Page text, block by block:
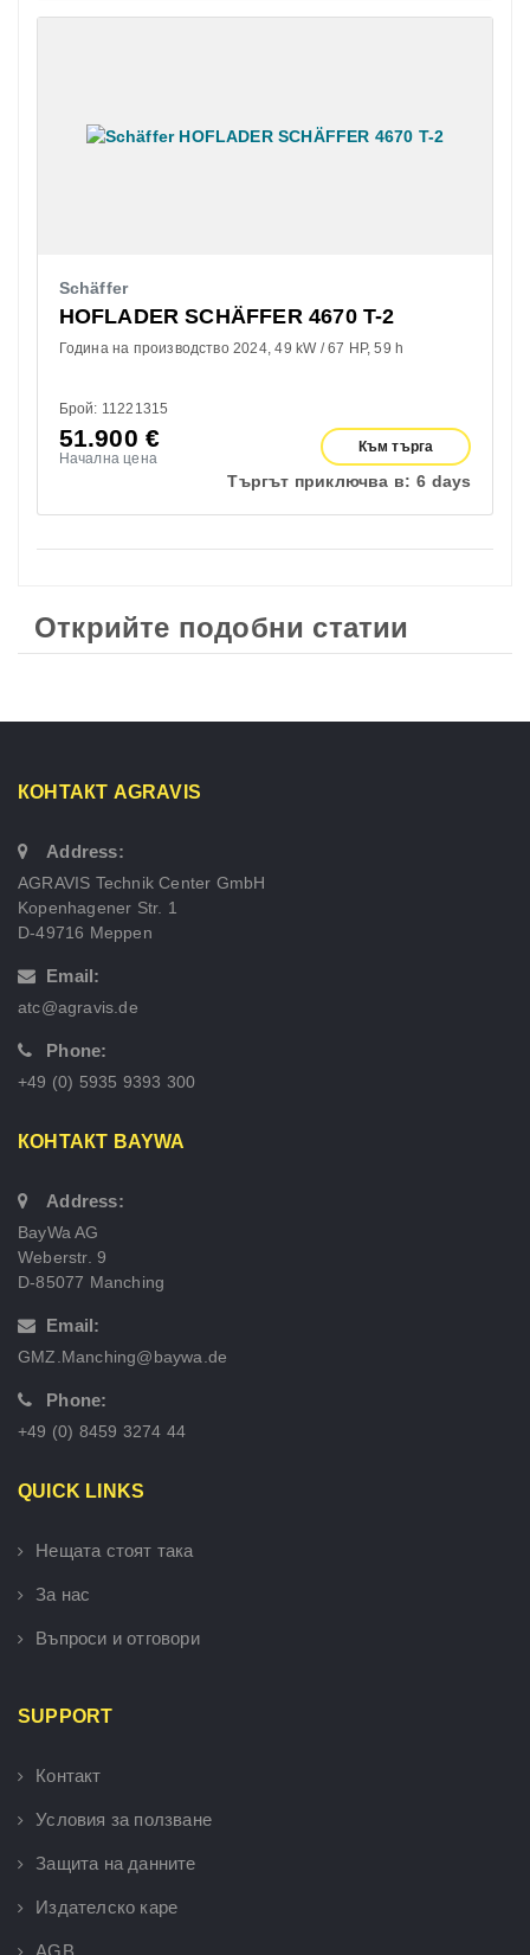
Schäffer
HOFLADER SCHÄFFER 4670 T-2
Година на производство 2024 49 kW / 67 HP 59 h
Брой: 11221315
51.900 €
Начална цена
Към търга
Търгът приключва в: 6 days
Открийте подобни статии
КОНТАКТ AGRAVIS
Address:
AGRAVIS Technik Center GmbH
Kopenhagener Str. 1
D-49716 Meppen
Email:
atc@agravis.de
Phone:
+49 (0) 5935 9393 300
КОНТАКТ BAYWA
Address:
BayWa AG
Weberstr. 9
D-85077 Manching
Email:
GMZ.Manching@baywa.de
Phone:
+49 (0) 8459 3274 44
QUICK LINKS
Нещата стоят така
За нас
Въпроси и отговори
SUPPORT
Контакт
Условия за ползване
Защита на данните
Издателско каре
AGB